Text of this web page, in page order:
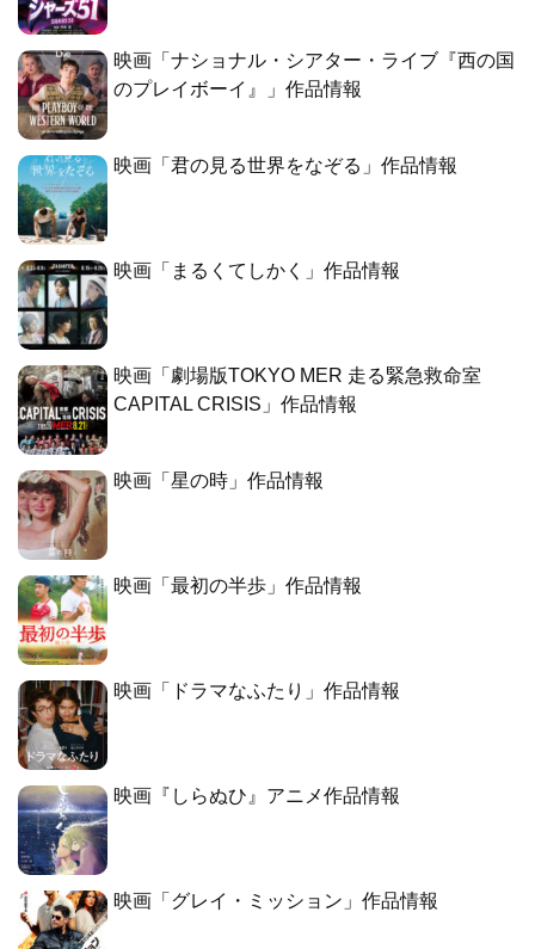
映画「ナショナル・シアター・ライブ『西の国
のプレイボーイ』」作品情報
映画「君の見る世界をなぞる」作品情報
映画「まるくてしかく」作品情報
映画「劇場版TOKYO MER 走る緊急救命室
CAPITAL CRISIS」作品情報
映画「星の時」作品情報
映画「最初の半歩」作品情報
映画「ドラマなふたり」作品情報
映画『しらぬひ』アニメ作品情報
映画「グレイ・ミッション」作品情報